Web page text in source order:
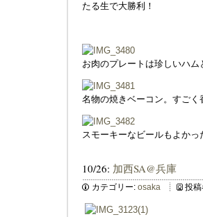
たる生で大勝利！
お肉のプレートは珍しいハ
名物の焼きベーコン。すご
スモーキーなビールもよかっ
10/26: 加西SA@兵庫
カテゴリー: osaka 投稿